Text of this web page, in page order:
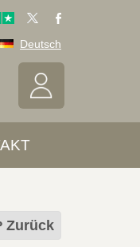
Deutsch
Zurück